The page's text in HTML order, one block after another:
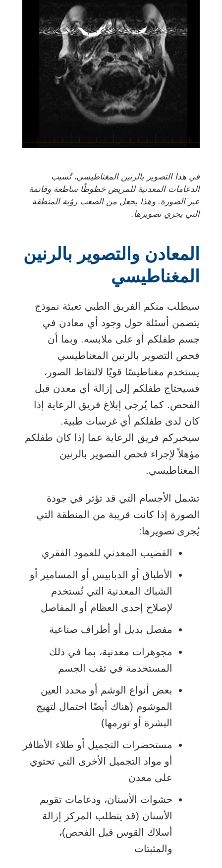
في هذا التصوير بالرنين المغناطيسي، تُسبب
الدعامات المعدنية للمريض خطوطًا ساطعة وقاتمة
عبر الصورة. وهذا يجعل من الصعب رؤية المنطقة
التي يجري تصويرها.
المعادن والتصوير بالرنين
المغناطيسي
سيطلب منكم الفريق الطبي تعبئة نموذج
يتضمن أسئلة حول وجود أي معادن في
جسم طفلكم أو على ملابسه. وبما أن
فحص التصوير بالرنين المغناطيسي
يستخدم مغناطيسًا قويًا لالتقاط الصور،
فسيحتاج طفلكم إلى إزالة أي معدن قبل
الفحص. كما يُرجى إبلاغ فريق الرعاية إذا
كان لدى طفلكم أي غرسات طبية.
سيخبركم فريق الرعاية عما إذا كان طفلكم
مؤهلاً لإجراء فحص التصوير بالرنين
المغناطيسي.
تشمل الأجسام التي قد تؤثر في جودة
الصورة إذا كانت قريبة من المنطقة التي
يُجرى تصويرها:
القضيب المعدني للعمود الفقري
الأطباق أو الدبابيس أو المسامير أو
الشباك المعدنية التي تُستخدم
لإصلاح إحدى العظام أو المفاصل
مفصل بديل أو أطراف صناعية
مجوهرات معدنية، بما في ذلك
المستخدمة في ثقب الجسم
بعض أنواع الوشم أو محدد العين
الموشوم (هناك أيضًا احتمال لتهيج
البشرة أو تورمها)
مستحضرات التجميل أو طلاء الأظافر
أو مواد التجميل الأخرى التي تحتوي
على معدن
حشوات الأسنان، ودعامات تقويم
الأسنان (قد يتطلب المركز إزالة
أسلاك القوس قبل الفحص)،
والمثبتات